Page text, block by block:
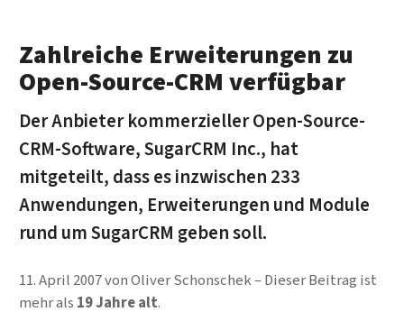
Zahlreiche Erweiterungen zu
Open-Source-CRM verfügbar
Der Anbieter kommerzieller Open-Source-
CRM-Software, SugarCRM Inc., hat
mitgeteilt, dass es inzwischen 233
Anwendungen, Erweiterungen und Module
rund um SugarCRM geben soll.
11. April 2007vonOliver Schonschek
Dieser Beitrag ist
mehr als 19 Jahre alt.